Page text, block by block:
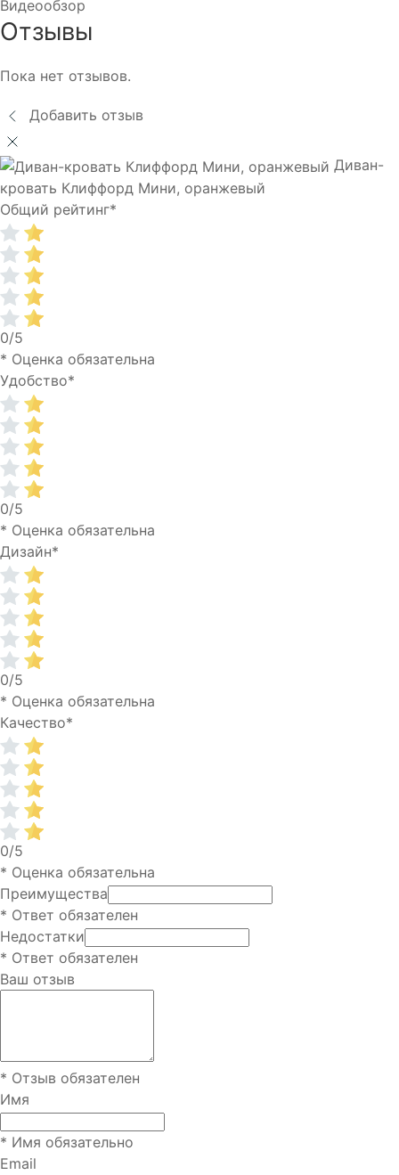
Видеообзор
Отзывы
Пока нет отзывов.
Добавить отзыв
Диван-
кровать Клиффорд Мини, оранжевый
Общий рейтинг*
0/5
* Оценка обязательна
Удобство*
0/5
* Оценка обязательна
Дизайн*
0/5
* Оценка обязательна
Качество*
0/5
* Оценка обязательна
Преимущества
* Ответ обязателен
Недостатки
* Ответ обязателен
Ваш отзыв
* Отзыв обязателен
Имя
* Имя обязательно
Email